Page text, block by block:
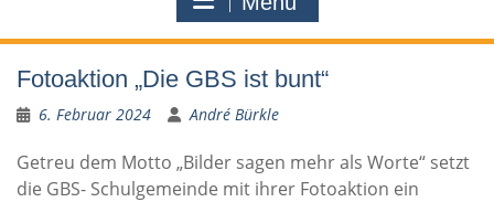
Fotoaktion „Die GBS ist bunt“
6. Februar 2024 André Bürkle
Getreu dem Motto „Bilder sagen mehr als Worte“ setzt
die GBS- Schulgemeinde mit ihrer Fotoaktion ein